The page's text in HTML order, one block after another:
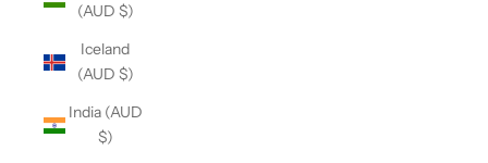
(AUD $)
Iceland
(AUD $)
India (AUD
$)